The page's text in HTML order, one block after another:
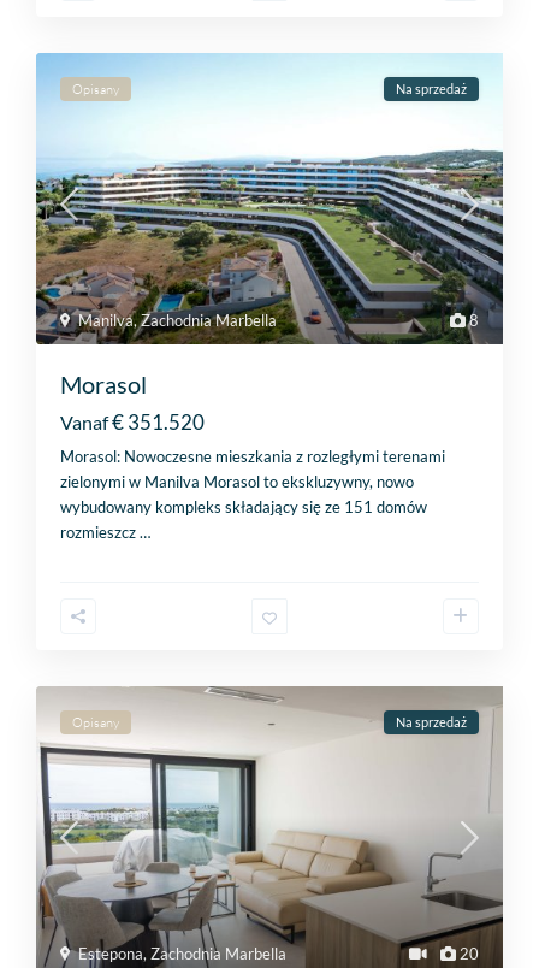
8
Manilva,Zachodnia Marbella
Opisany Na sprzedaż
Morasol
Vanaf€ 351.520
Morasol: Nowoczesne mieszkania z rozległymi terenami
zielonymi w Manilva Morasol to ekskluzywny, nowo
wybudowany kompleks składający się ze 151 domów
rozmieszcz…
20
Estepona,Zachodnia Marbella
Opisany Na sprzedaż